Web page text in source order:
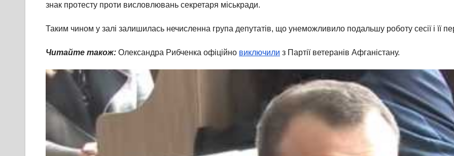
знак протесту проти висловлювань секретаря міськради.
Таким чином у залі залишилась нечисленна група депутатів, що унеможливило подальшу роботу сесії і її
Читайте також: Олександра Рибченка офіційно виключили з Партії ветеранів Афганістану.